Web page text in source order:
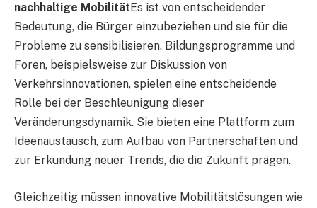
nachhaltige MobilitätEs ist von entscheidender
Bedeutung, die Bürger einzubeziehen und sie für die
Probleme zu sensibilisieren. Bildungsprogramme und
Foren, beispielsweise zur Diskussion von
Verkehrsinnovationen, spielen eine entscheidende
Rolle bei der Beschleunigung dieser
Veränderungsdynamik. Sie bieten eine Plattform zum
Ideenaustausch, zum Aufbau von Partnerschaften und
zur Erkundung neuer Trends, die die Zukunft prägen.
Gleichzeitig müssen innovative Mobilitätslösungen wie